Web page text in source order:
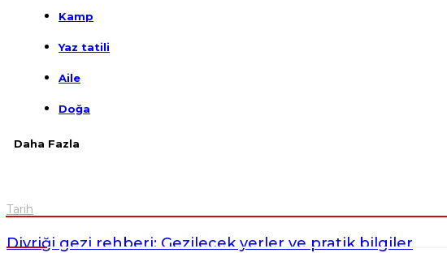
Kamp
Yaz tatili
Aile
Doğa
Daha Fazla
Tarih
Divriği gezi rehberi: Gezilecek yerler ve pratik bilgiler